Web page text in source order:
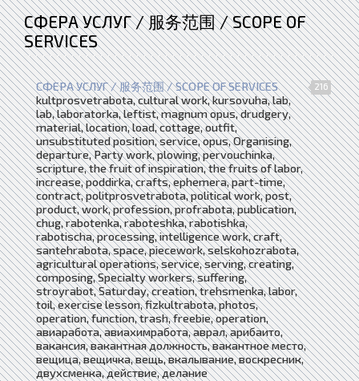
СФЕРА УСЛУГ / 服务范围 / SCOPE OF
SERVICES
СФЕРА УСЛУГ / 服务范围 / SCOPE OF SERVICES 216
kultprosvetrabota, cultural work, kursovuha, lab,
lab, laboratorka, leftist, magnum opus, drudgery,
material, location, load, cottage, outfit,
unsubstituted position, service, opus, Organising,
departure, Party work, plowing, pervouchinka,
scripture, the fruit of inspiration, the fruits of labor,
increase, poddirka, crafts, ephemera, part-time,
contract, politprosvetrabota, political work, post,
product, work, profession, profrabota, publication,
chug, rabotenka, raboteshka, rabotishka,
rabotischa, processing, intelligence work, craft,
santehrabota, space, piecework, selskohozrabota,
agricultural operations, service, serving, creating,
composing, Specialty workers, suffering,
stroyrabot, Saturday, creation, trehsmenka, labor,
toil, exercise lesson, fizkultrabota, photos,
operation, function, trash, freebie, operation,
авиаработа, авиахимработа, аврал, арибаито,
вакансия, вакантная должность, вакантное место,
вещица, вещичка, вещь, вкалывание, воскресник,
двухсменка, действие, делание